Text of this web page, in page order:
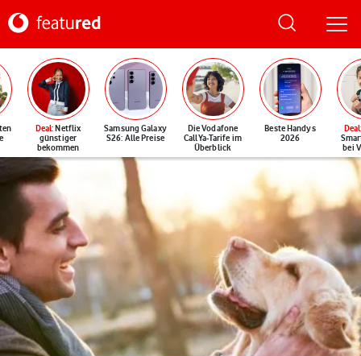
Deal: Netflix
günstiger
bekommen
Samsung Galaxy
S26: Alle Preise
Die Vodafone
CallYa-Tarife im
Überblick
Beste Handys
2026
Deal
bei